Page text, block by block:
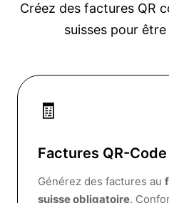
Créez des factures QR
suisses pour
🧾
Factures QR-Code
Générez des factures au
suisse obligatoire.